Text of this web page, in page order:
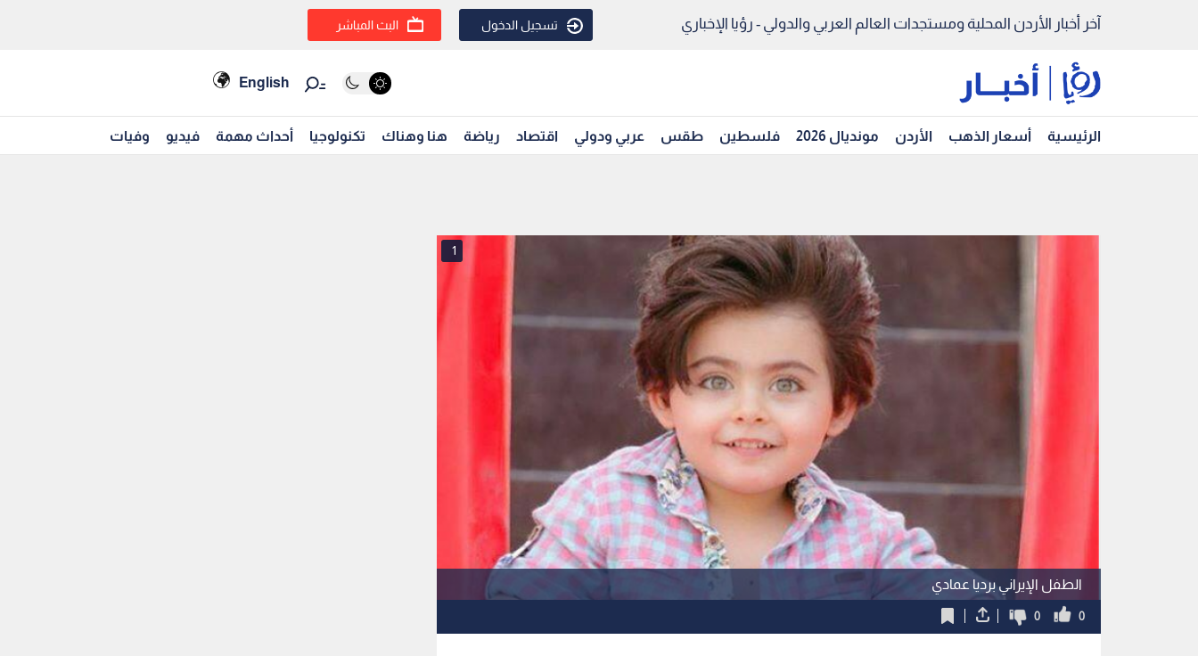
آخر أخبار الأردن المحلية ومستجدات العالم العربي والدولي - رؤيا الإخباري تسجيل الدخول البث المباشر
English
الرئيسية أسعار الذهب الأردن مونديال 2026 فلسطين طقس عربي ودولي اقتصاد رياضة هنا وهناك تكنولوجيا أحداث مهمة فيديو وفيات
الطفل الإيراني برديا عمادي
1
0
0